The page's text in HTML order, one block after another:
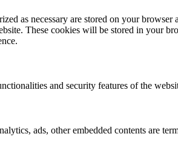
as necessary are stored on your browser
These cookies will be stored in your
and security features of the
ads, other embedded contents are